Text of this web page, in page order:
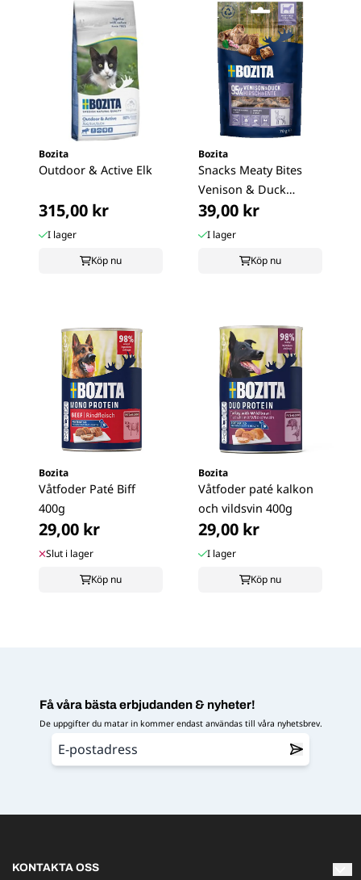
Bozita
Outdoor & Active Elk
315,00 kr
I lager
Köp nu
Bozita
Snacks Meaty Bites
Venison & Duck
Hundgodis 70g
39,00 kr
I lager
Köp nu
Bozita
Våtfoder Paté Biff
400g
29,00 kr
Slut i lager
Köp nu
Bozita
Våtfoder paté kalkon
och vildsvin 400g
29,00 kr
I lager
Köp nu
Få våra bästa erbjudanden & nyheter!
De uppgifter du matar in kommer endast användas till våra nyhetsbrev.
KONTAKTA OSS